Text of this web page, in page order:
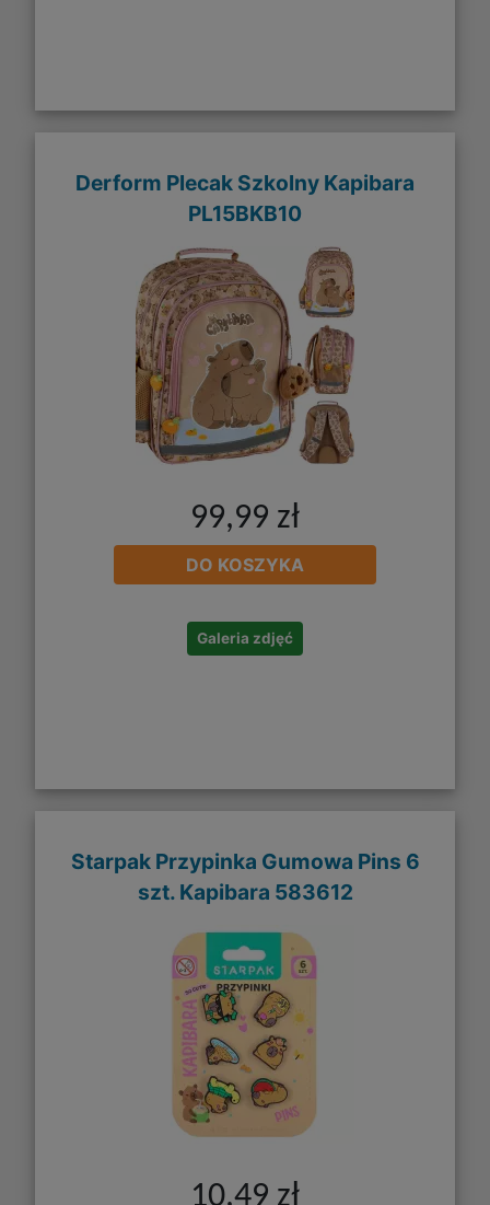
Derform Plecak Szkolny Kapibara
PL15BKB10
99,99 zł
DO KOSZYKA
Galeria zdjęć
Starpak Przypinka Gumowa Pins 6
szt. Kapibara 583612
10,49 zł